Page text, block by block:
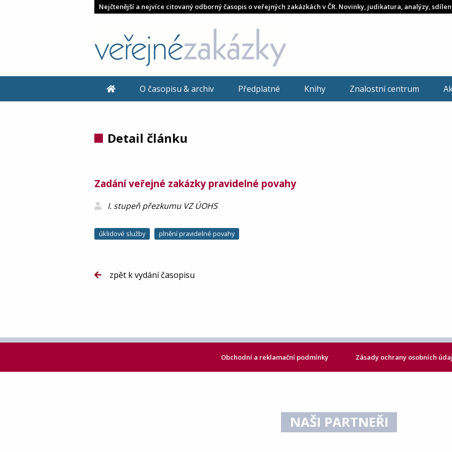
Nejčtenější a nejvíce citovaný odborný časopis o veřejných zakázkách v ČR. Novinky, judikatura, analýzy,
O časopisu & archiv Předplatné Knihy Znalostní centrum
Detail článku
Zadání veřejné zakázky pravidelné povahy
I. stupeň přezkumu VZ ÚOHS
úklidové služby plnění pravidelné povahy
zpět k vydání časopisu
Obchodní a reklamační podmínky Zásady ochrany osobních
NAŠI PARTNEŘI